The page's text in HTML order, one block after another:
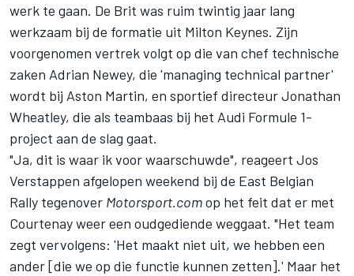
werk te gaan. De Brit was ruim twintig jaar lang
werkzaam bij de formatie uit Milton Keynes. Zijn
voorgenomen vertrek volgt op die van chef technische
zaken Adrian Newey, die 'managing technical partner'
wordt bij Aston Martin, en sportief directeur Jonathan
Wheatley, die als teambaas bij het Audi Formule 1-
project aan de slag gaat.
"Ja, dit is waar ik voor waarschuwde", reageert Jos
Verstappen afgelopen weekend bij de East Belgian
Rally tegenover Motorsport.comop het feit dat er met
Courtenay weer een oudgediende weggaat. "Het team
zegt vervolgens: 'Het maakt niet uit, we hebben een
ander [die we op die functie kunnen zetten].' Maar het